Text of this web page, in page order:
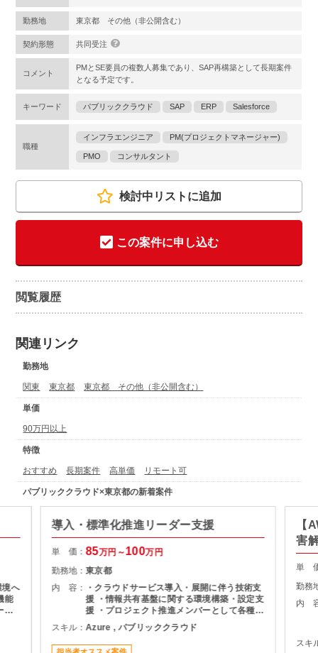
勤務地 東京都 その他（非公開含む）
契約形態 共同受注
コメント
PMとSE要員の複数人募集であり、SAP再構築として長期案件
となる予定です。
キーワード パブリッククラウド SAP ERP Salesforce
職種
インフラエンジニア PM(プロジェクトマネージャー)
PMO コンサルタント
検討中リストに追加
この案件に申し込む
閲覧履歴
関連リンク
勤務地
関東 東京都 東京都 その他（非公開含む）
単価
90万円以上
特徴
おすすめ 長期案件 高単価 リモート可
パブリッククラウド×東京都の新着案件
境へ
能
ス
導入・標準化推進リーダー支援
単 価：85万円～100万円
勤務地：東京都
内 容：
・クラウドサービス導入・展開に伴う技術支
援 ・情報共有基盤に関する環境構築・設定支
援 ・プロジェクト推進メンバーとして各種課
題対応 ・タスク管理、進捗管理、課題整理の
実施 ・関係者との調整および提案業務 ・運
用ルールや設計方針の整備・改善支援 ・既存
スキル：Azure , パブリッククラウド
【
害
単
勤務
内
スキ